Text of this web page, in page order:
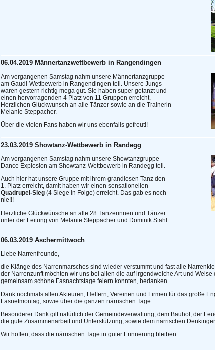
06.04.2019 Männertanzwettbewerb in Rangendingen
Am vergangenen Samstag nahm unsere Männertanzgruppe
am Gaudi-Wettbewerb in Rangendingen teil. Unsere Jungs
waren gestern richtig mega gut. Sie haben super getanzt und
einen hervorragenden 4 Platz von 11 Gruppen erreicht.
Herzlichen Glückwunsch an alle Tänzer sowie an die Trainerin
Melanie Steppacher.
Über die vielen Fans haben wir uns ebenfalls gefreut!!
23.03.2019 Showtanz-Wettbewerb in Randegg
Am vergangenen Samstag nahm unsere Showtanzgruppe
Dance Explosion am Showtanz-Wettbewerb in Randegg teil.
Auch hier hat unsere Gruppe mit ihrem grandiosen Tanz den
1. Platz erreicht, damit haben wir einen sensationellen
Quadrupel-Sieg (4 Siege in Folge) erreicht. Das gab es noch
nie!!!
Herzliche Glückwünsche an alle 28 Tänzerinnen und Tänzer
unter der Leitung von Melanie Steppacher und Dominik Stahl.
06.03.2019 Aschermittwoch
Liebe Narrenfreunde,
die Klänge des Narrenmarsches sind wieder verstummt und fast alle
der Narrenzunft möchten wir uns bei allen die auf irgendwelche Art und
gemeinsam schöne Fasnachtstage feiern konnten, bedanken.
Dank nochmals allen Akteuren, Helfern, Vereinen und Firmen für das große
Fasnetmontag, sowie über die ganzen närrischen Tage.
Besonderer Dank gilt natürlich der Gemeindeverwaltung, dem Bauhof, der
die gute Zusammenarbeit und Unterstützung, sowie dem närrischen
Wir hoffen, dass die närrischen Tage in guter Erinnerung bleiben.